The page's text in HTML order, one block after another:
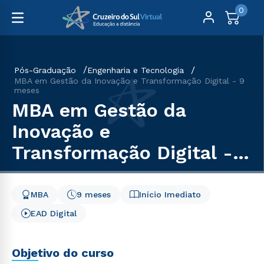
0
Pós-Graduação
Engenharia e Tecnologia
MBA em Gestão da Inovação e Transformação Digital - 9
meses
MBA em Gestão da
Inovação e
Transformação Digital - 9
meses
Início Imediato
9 meses
MBA
EAD Digital
Objetivo do curso